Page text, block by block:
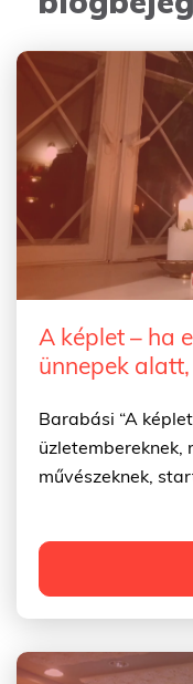
A képlet – ha
ünnepek
Barabási “A
üzletembereknek,
művészeknek,